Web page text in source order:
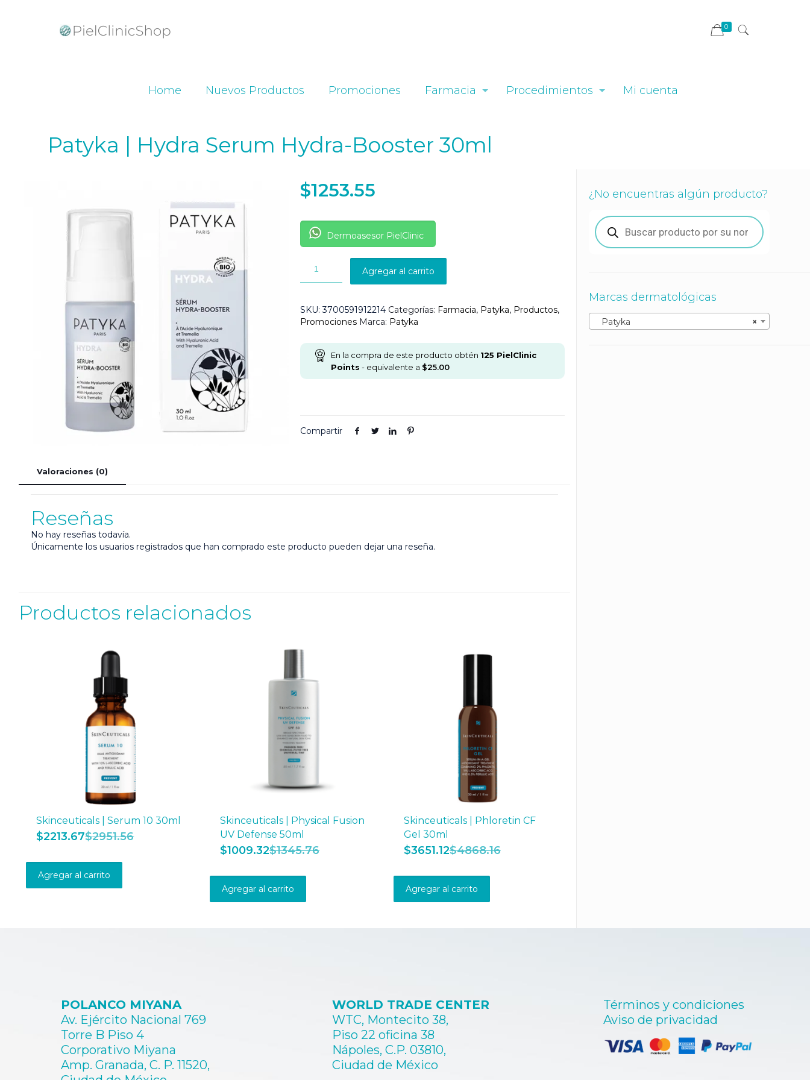
Home Nuevos Productos Promociones Farmacia Procedimientos Mi cuenta
0
Patyka | Hydra Serum Hydra-Booster 30ml
$1253.55
Dermoasesor PielClinic
Agregar al carrito
SKU:3700591912214 Categorías: Farmacia, Patyka, Productos,
Promociones Marca: Patyka
En la compra de este producto obtén 125 PielClinic
Points - equivalente a $25.00
Compartir
Valoraciones (0)
Reseñas
No hay reseñas todavía.
Únicamente los usuarios registrados que han comprado este producto pueden dejar una reseña.
Productos relacionados
Skinceuticals | Serum 10 30ml
$2213.67$2951.56
Agregar al carrito
Skinceuticals | Physical Fusion
UV Defense 50ml
$1009.32$1345.76
Agregar al carrito
Skinceuticals | Phloretin CF
Gel 30ml
$3651.12$4868.16
Agregar al carrito
¿No encuentras algún producto?
Búsqueda
de
productos
Marcas dermatológicas
×
Patyka
POLANCO MIYANA
Av. Ejército Nacional 769
Torre B Piso 4
Corporativo Miyana
Amp. Granada, C. P. 11520,
WORLD TRADE CENTER
WTC, Montecito 38,
Piso 22 oficina 38
Nápoles, C.P. 03810,
Ciudad de México
Términos y condiciones
Aviso de privacidad